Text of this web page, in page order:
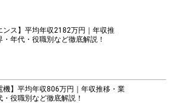
ンス】平均年収2182万円｜年収推
・年代・役職別など徹底解説！
機】平均年収806万円｜年収推移・業
・役職別など徹底解説！